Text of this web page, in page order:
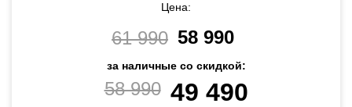
Цена:
61 990 58 990
за наличные со скидкой:
58 990 49 490